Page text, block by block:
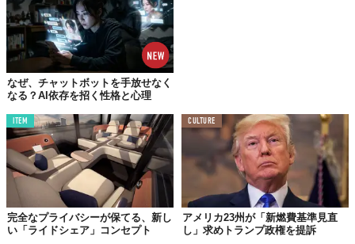
なぜ、チャットボットを手放せなく
なる？AI依存を招く性格と心理
ITEM
完全なプライバシーが保てる、新し
い「ライドシェア」コンセプト
CULTURE
アメリカ23州が「新燃費基準見直
し」求めトランプ政権を提訴